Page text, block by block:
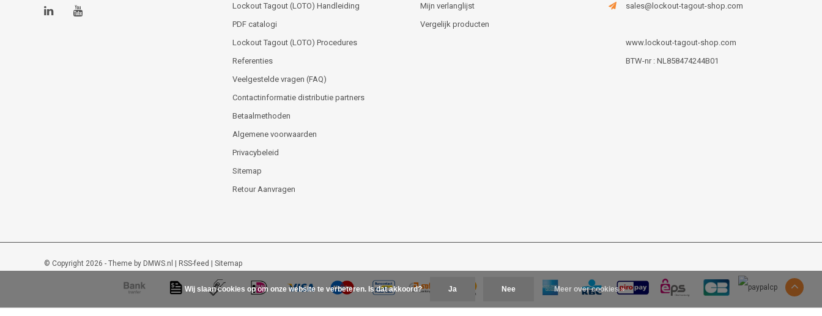
Lockout Tagout (LOTO) Handleiding
PDF catalogi
Lockout Tagout (LOTO) Procedures
Referenties
Veelgestelde vragen (FAQ)
Contactinformatie distributie partners
Betaalmethoden
Algemene voorwaarden
Privacybeleid
Sitemap
Retour Aanvragen
Mijn verlanglijst
Vergelijk producten
sales@lockout-tagout-shop.com
www.lockout-tagout-shop.com
BTW-nr : NL858474244B01
© Copyright 2026 - Theme by DMWS.nl | RSS-feed | Sitemap
Lockout-tagout-shop 9/10-48beoordelingen opKiyoh
Wij slaan cookies op om onze website te verbeteren. Is dat akkoord? Ja Nee Meer over cookies »